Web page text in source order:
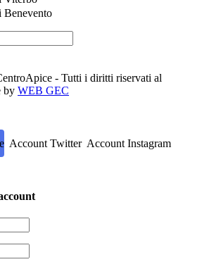
Benevento
- Tutti i diritti riservati al
by WEB GEC
Account Twitter Account Instagram